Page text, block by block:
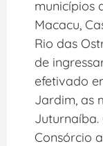
municípios
Macacu,
Rio das
de
efetivado
Jardim, as
Consórcio